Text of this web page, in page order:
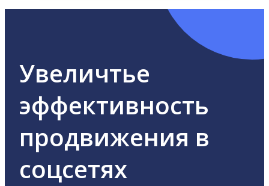
Увеличтье
эффективность
продвижения в
соцсетях